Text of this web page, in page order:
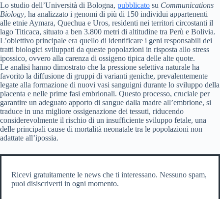
Lo studio dell’Università di Bologna, pubblicato su Communications
Biology, ha analizzato i genomi di più di 150 individui appartenenti
alle etnie Aymara, Quechua e Uros, residenti nei territori circostanti il
lago Titicaca, situato a ben 3.800 metri di altitudine tra Perù e Bolivia.
L’obiettivo principale era quello di identificare i geni responsabili dei
tratti biologici sviluppati da queste popolazioni in risposta allo stress
ipossico, ovvero alla carenza di ossigeno tipica delle alte quote.
Le analisi hanno dimostrato che la pressione selettiva naturale ha
favorito la diffusione di gruppi di varianti geniche, prevalentemente
legate alla formazione di nuovi vasi sanguigni durante lo sviluppo della
placenta e nelle prime fasi embrionali. Questo processo, cruciale per
garantire un adeguato apporto di sangue dalla madre all’embrione, si
traduce in una migliore ossigenazione dei tessuti, riducendo
considerevolmente il rischio di un insufficiente sviluppo fetale, una
delle principali cause di mortalità neonatale tra le popolazioni non
adattate all’ipossia.
Ricevi gratuitamente le news che ti interessano. Nessuno spam,
puoi disiscriverti in ogni momento.